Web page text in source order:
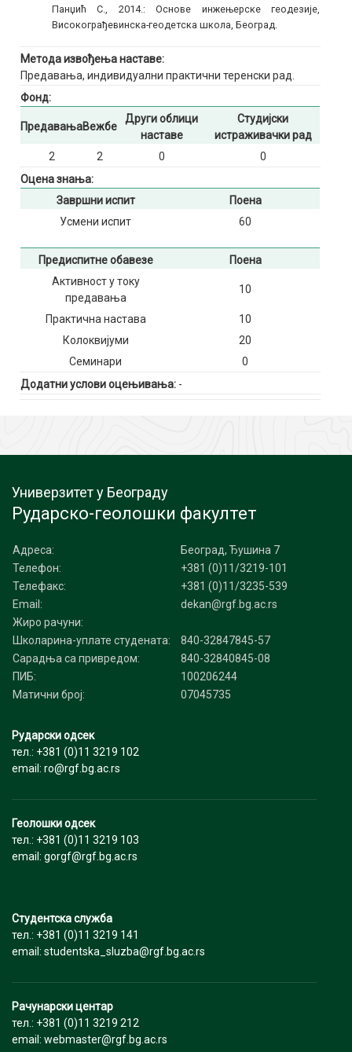
Панџић С., 2014.: Основе инжењерске геодезије,
Високограђевинска-геодетска школа, Београд.
Метода извођења наставе:
Предавања, индивидуални практични теренски рад.
Фонд:
ПредавањаВежбе
Други облици
наставе
Студијски
истраживачки рад
2
2 0
0
Оцена знања:
Завршни испит
Поена
Усмени испит
60
Предиспитне обавезе
Поена
Активност у току
предавања
10
Практична настава
10
Колоквијуми
20
Семинари
0
Додатни услови оцењивања: -
Универзитет у Београду
Рударско-геолошки факултет
Адреса:
Београд, Ђушина 7
Телефон:
+381 (0)11/3219-101
Телефакс:
+381 (0)11/3235-539
Email:
dekan@rgf.bg.ac.rs
Жиро рачуни:
Школарина-уплате студената:
840-32847845-57
Сарадња са привредом:
840-32840845-08
ПИБ:
100206244
Матични број:
07045735
Рударски одсек
тел.: +381 (0)11 3219 102
email: ro@rgf.bg.ac.rs
Геолошки одсек
тел.: +381 (0)11 3219 103
email: gorgf@rgf.bg.ac.rs
Студентска служба
тел.: +381 (0)11 3219 141
email: studentska_sluzba@rgf.bg.ac.rs
Рачунарски центар
тел.: +381 (0)11 3219 212
email: webmaster@rgf.bg.ac.rs